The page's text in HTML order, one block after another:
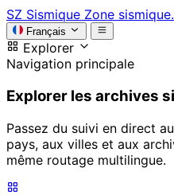
SZ Sismique Zone
Français
Explorer
Navigation principale
Explorer les archives
Passez du suivi en direct
pays, aux villes et aux
même routage multilingue.